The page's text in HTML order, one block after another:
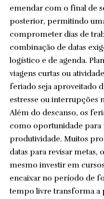
emendar com o final de
posterior, permitindo
comprometer dias de
combinação de datas
logístico e de agenda.
viagens curtas ou
feriado seja aproveitado
estresse ou interrupções
Além do descanso, os
como oportunidade para
produtividade. Muitos
datas para revisar
mesmo investir em
encaixar no período de
tempo livre transforma a